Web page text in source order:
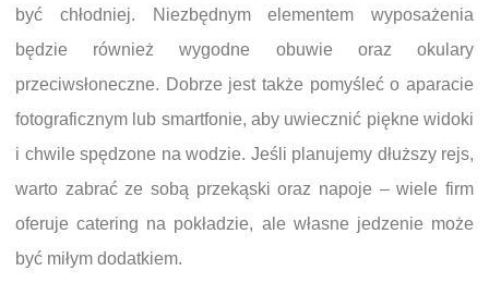
być chłodniej. Niezbędnym elementem wyposażenia
będzie również wygodne obuwie oraz okulary
przeciwsłoneczne. Dobrze jest także pomyśleć o aparacie
fotograficznym lub smartfonie, aby uwiecznić piękne widoki
i chwile spędzone na wodzie. Jeśli planujemy dłuższy rejs,
warto zabrać ze sobą przekąski oraz napoje – wiele firm
oferuje catering na pokładzie, ale własne jedzenie może
być miłym dodatkiem.